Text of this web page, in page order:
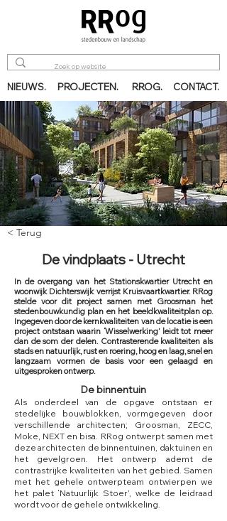
NIEUWS. PROJECTEN. RROG. CONTACT.
< Terug
De vindplaats - Utrecht
In de overgang van het Stationskwartier Utrecht en
woonwijk Dichterswijk verrijst Kruisvaartkwartier. RRog
stelde voor dit project samen met Groosman het
stedenbouwkundig plan en het beeldkwaliteitplan op.
Ingegeven door de kernkwaliteiten van de locatie is een
project ontstaan waarin ‘Wisselwerking’ leidt tot meer
dan de som der delen. Contrasterende kwaliteiten als
stads en natuurlijk, rust en roering, hoog en laag, snel en
langzaam vormen de basis voor een gelaagd en
uitgesproken ontwerp.
De binnentuin
Als onderdeel van de opgave ontstaan er
stedelijke bouwblokken, vormgegeven door
verschillende architecten; Groosman, ZECC,
Moke, NEXT en bisa. RRog ontwerpt samen met
deze architecten de binnentuinen, daktuinen en
het gevelgroen. Het ontwerp ademt de
contrastrijke kwaliteiten van het gebied. Samen
met het gehele ontwerpteam ontwierpen we
het palet ‘Natuurlijk Stoer’, welke de leidraad
wordt voor de gehele ontwikkeling.